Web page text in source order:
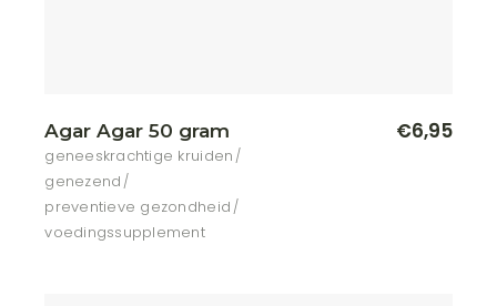
Agar Agar 50 gram
geneeskrachtige kruiden
genezend
preventieve gezondheid
voedingssupplement
€6,95